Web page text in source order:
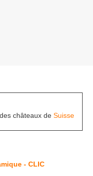
châteaux de Suisse
- CLIC